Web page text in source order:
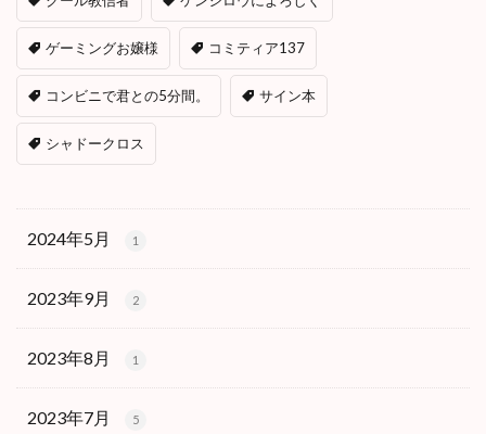
ゲーミングお嬢様 コミティア137
コンビニで君との5分間。 サイン本
シャドークロス
2024年5月 1
2023年9月 2
2023年8月 1
2023年7月 5